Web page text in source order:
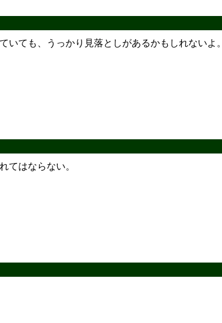
いても、うっかり見落としがあるかもしれないよ。
てはならない。